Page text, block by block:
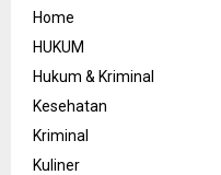
Home
HUKUM
Hukum & Kriminal
Kesehatan
Kriminal
Kuliner